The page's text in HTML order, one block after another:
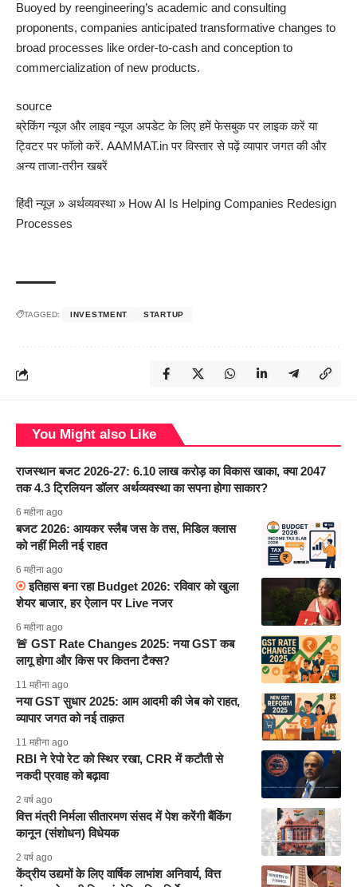
Buoyed by reengineering’s academic and consulting
proponents, companies anticipated transformative changes to
broad processes like order-to-cash and conception to
commercialization of new products.
source
ब्रेकिंग न्यूज और लाइव न्यूज अपडेट के लिए हमें फेसबुक पर लाइक करें या
ट्विटर पर फॉलो करें. AAMMAT.in पर विस्तार से पढ़ें व्यापार जगत की और
अन्य ताजा-तरीन खबरें
हिंदी न्यूज़ » अर्थव्यवस्था» How AI Is Helping Companies Redesign
Processes
TAGGED: INVESTMENT STARTUP
You Might also Like
राजस्थान बजट 2026-27: 6.10 लाख करोड़ का विकास खाका, क्या 2047
तक 4.3 ट्रिलियन डॉलर अर्थव्यवस्था का सपना होगा साकार?
6 महीना ago
बजट 2026: आयकर स्लैब जस के तस, मिडिल क्लास
को नहीं मिली नई राहत
6 महीना ago
इतिहास बना रहा Budget 2026: रविवार को खुला
शेयर बाजार, हर ऐलान पर Live नजर
6 महीना ago
🚨 GST Rate Changes 2025: नया GST कब
लागू होगा और किस पर कितना टैक्स?
11 महीना ago
नया GST सुधार 2025: आम आदमी की जेब को राहत,
व्यापार जगत को नई ताक़त
11 महीना ago
RBI ने रेपो रेट को स्थिर रखा, CRR में कटौती से
नकदी प्रवाह को बढ़ावा
2 वर्ष ago
वित्त मंत्री निर्मला सीतारमण संसद में पेश करेंगी बैंकिंग
कानून (संशोधन) विधेयक
2 वर्ष ago
केंद्रीय उद्यमों के लिए वार्षिक लाभांश अनिवार्य, वित्त